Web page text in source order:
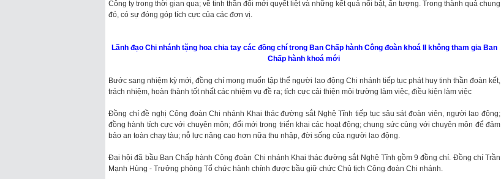
Công ty trong thời gian qua; về tinh thần đổi mới quyết liệt và những kết quả nổi bật, ấn tượng. Trong thành quả chung
đó, có sự đóng góp tích cực của các đơn vị.
Lãnh đạo Chi nhánh tặng hoa chia tay các đồng chí trong Ban Chấp hành Công đoàn khoá II không tham gia Ban
Chấp hành khoá mới
Bước sang nhiệm kỳ mới, đồng chí mong muốn tập thể người lao động Chi nhánh tiếp tục phát huy tinh thần đoàn kết,
trách nhiệm, hoàn thành tốt nhất các nhiệm vụ đề ra; tích cực cải thiện môi trường làm việc, điều kiện làm việc
Đồng chí đề nghị Công đoàn Chi nhánh Khai thác đường sắt Nghệ Tĩnh tiếp tục sâu sát đoàn viên, người lao động;
đồng hành tích cực với chuyên môn; đổi mới trong triển khai các hoạt động; chung sức cùng với chuyên môn để đảm
bảo an toàn chạy tàu; nỗ lực nâng cao hơn nữa thu nhập, đời sống của người lao động.
Đại hội đã bầu Ban Chấp hành Công đoàn Chi nhánh Khai thác đường sắt Nghệ Tĩnh gồm 9 đồng chí. Đồng chí Trần
Mạnh Hùng - Trưởng phòng Tổ chức hành chính được bầu giữ chức Chủ tịch Công đoàn Chi nhánh.